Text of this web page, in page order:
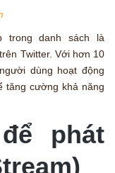
trong danh sách là
Twitter. Với hơn 10
dùng hoạt động
tăng cường khả năng
phát